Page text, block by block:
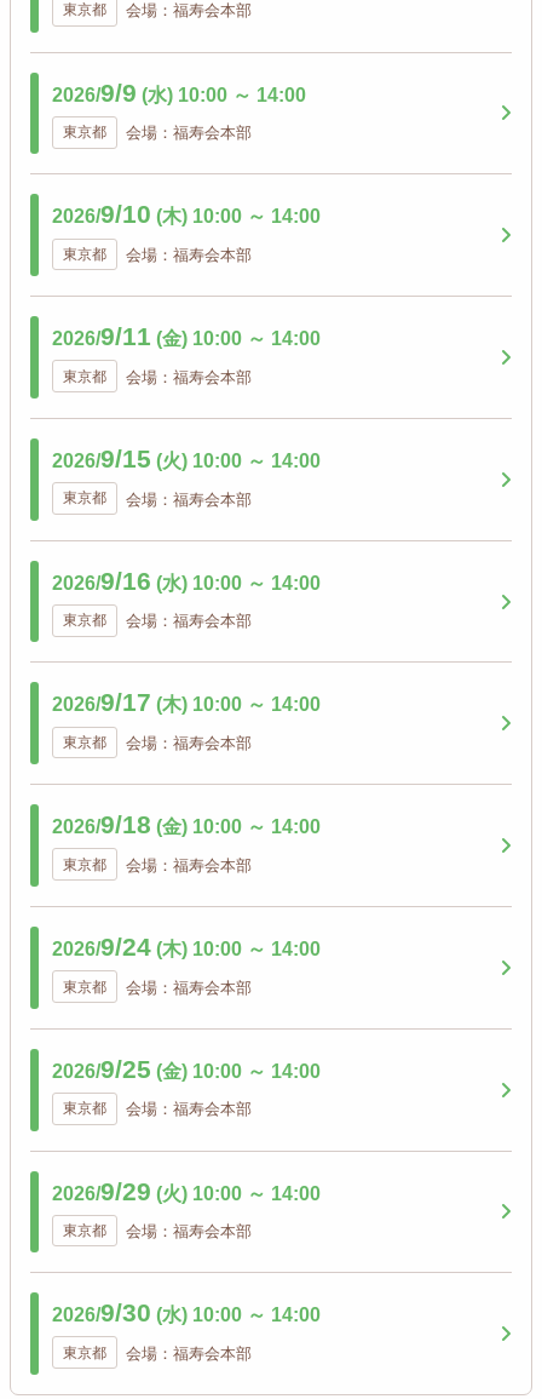
東京都 会場：福寿会本部
2026/9/9 (水) 10:00 ～ 14:00
東京都 会場：福寿会本部
2026/9/10 (木) 10:00 ～ 14:00
東京都 会場：福寿会本部
2026/9/11 (金) 10:00 ～ 14:00
東京都 会場：福寿会本部
2026/9/15 (火) 10:00 ～ 14:00
東京都 会場：福寿会本部
2026/9/16 (水) 10:00 ～ 14:00
東京都 会場：福寿会本部
2026/9/17 (木) 10:00 ～ 14:00
東京都 会場：福寿会本部
2026/9/18 (金) 10:00 ～ 14:00
東京都 会場：福寿会本部
2026/9/24 (木) 10:00 ～ 14:00
東京都 会場：福寿会本部
2026/9/25 (金) 10:00 ～ 14:00
東京都 会場：福寿会本部
2026/9/29 (火) 10:00 ～ 14:00
東京都 会場：福寿会本部
2026/9/30 (水) 10:00 ～ 14:00
東京都 会場：福寿会本部